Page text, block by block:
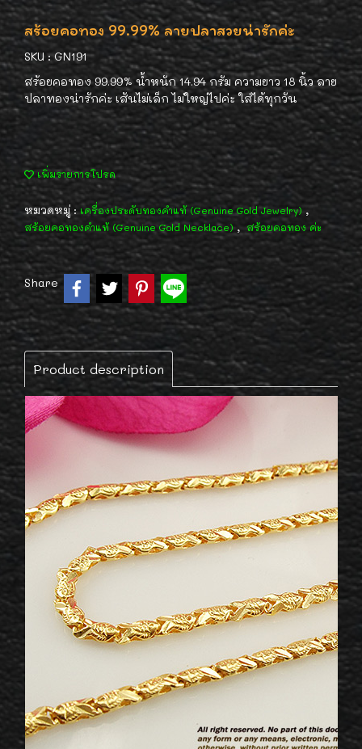
สร้อยคอทอง 99.99% ลายปลาสวยน่ารักค่ะ
SKU : GN191
สร้อยคอทอง 99.99% น้ำหนัก 14.94 กรัม ความยาว 18 นิ้ว ลาย
ปลาทองน่ารักค่ะ เส้นไม่เล็ก ไม่ใหญ่ไปค่ะ ใส่ได้ทุกวัน
เพิ่มรายการโปรด
หมวดหมู่ :เครื่องประดับทองคำแท้ (Genuine Gold Jewelry) ,
สร้อยคอทองคำแท้ (Genuine Gold Necklace) , สร้อยคอทอง ค่ะ
Share
Product description